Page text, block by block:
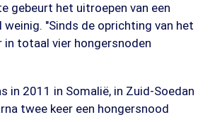
gebeurt het uitroepen van een
weinig. "Sinds de oprichting van het
in totaal vier hongersnoden
in 2011 in Somalië, in Zuid-Soedan
twee keer een hongersnood